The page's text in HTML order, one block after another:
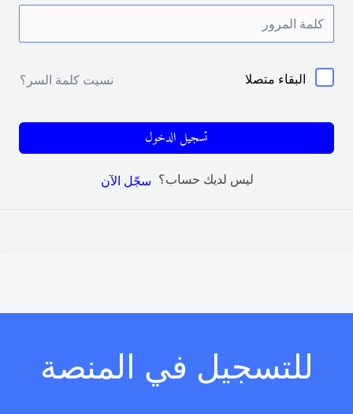
البقاء متصلا نسيت كلمة السر؟
تسجيل الدخول
ليس لديك حساب؟ سجّل الآن
للتسجيل في المنصة